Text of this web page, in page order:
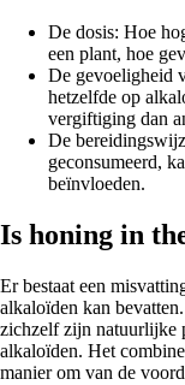
De dosis: Hoe
een plant, hoe
De gevoeligheid
hetzelfde op
vergiftiging dan
De
geconsumeerd,
beïnvloeden.
Is honing in
Er bestaat een
alkaloïden kan
zichzelf zijn natuurlijke
alkaloïden. Het
manier om van de